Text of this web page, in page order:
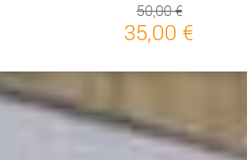
50,00 €
35,00 €